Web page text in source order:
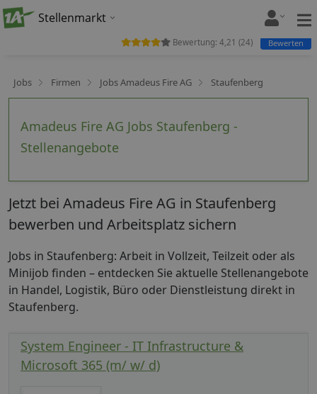
Stellenmarkt
Jobs Firmen Jobs Amadeus Fire AG Staufenberg
Amadeus Fire AG Jobs Staufenberg -
Stellenangebote
Bewertung: 4,21 (24) Bewerten
Jetzt bei Amadeus Fire AG in Staufenberg
bewerben und Arbeitsplatz sichern
Jobs in Staufenberg: Arbeit in Vollzeit, Teilzeit oder als
Minijob finden – entdecken Sie aktuelle Stellenangebote
in Handel, Logistik, Büro oder Dienstleistung direkt in
Staufenberg.
System Engineer - IT Infrastructure &
Microsoft 365 (m/ w/ d)